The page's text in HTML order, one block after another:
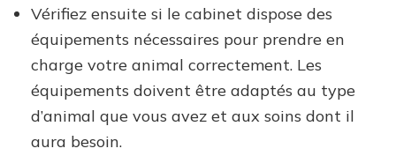
Vérifiez ensuite si le cabinet dispose des
équipements nécessaires pour prendre en
charge votre animal correctement. Les
équipements doivent être adaptés au type
d’animal que vous avez et aux soins dont il
aura besoin.